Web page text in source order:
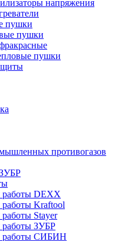
напряжения
пушки
пушки
пушки
противогазов
работы DEXX
Kraftool
Stayer
работы ЗУБР
работы СИБИН